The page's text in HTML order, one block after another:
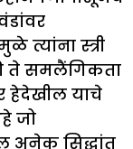
त्यांना स्त्री
ते समलैंगिकता
हेदेखील याचे
जो
अनेक सिद्धांत